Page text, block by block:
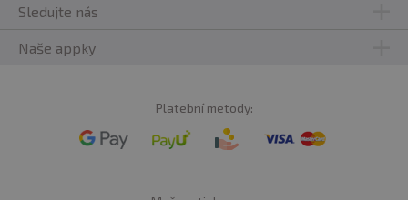
Sledujte nás
Naše appky
Platební metody: